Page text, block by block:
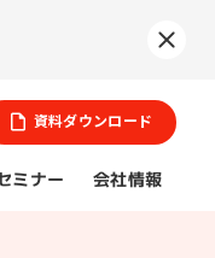
資料ダウンロード
ミナー 会社情報